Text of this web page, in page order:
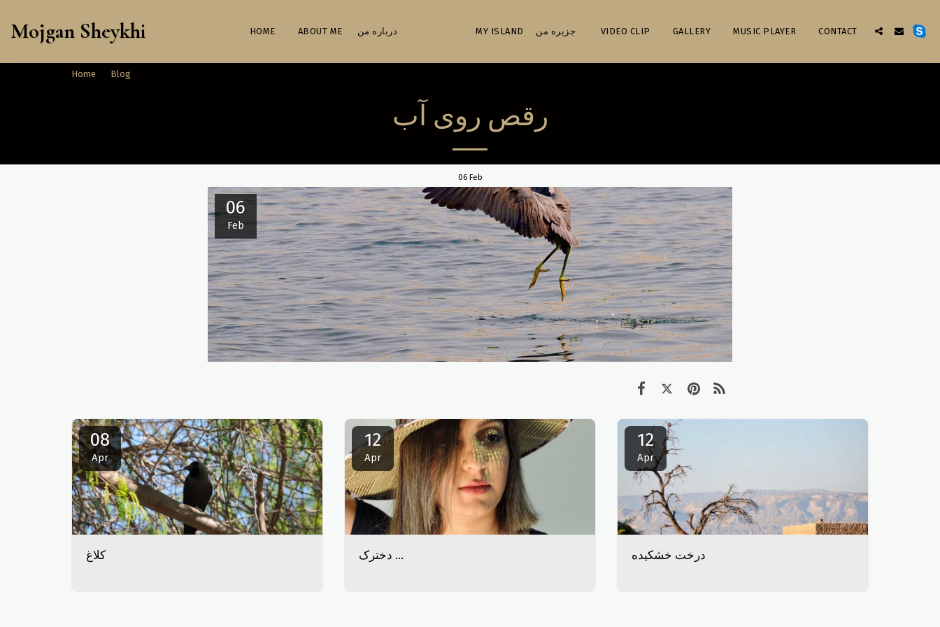
Mojgan Sheykhi HOME VIDEO CLIP GALLERY MUSIC PLAYER CONTACT
Home Blog
رقص روی آب
06 Feb
06
Feb
08
Apr
کلاغ
12
Apr
دخترک ...
12
Apr
درخت خشکیده